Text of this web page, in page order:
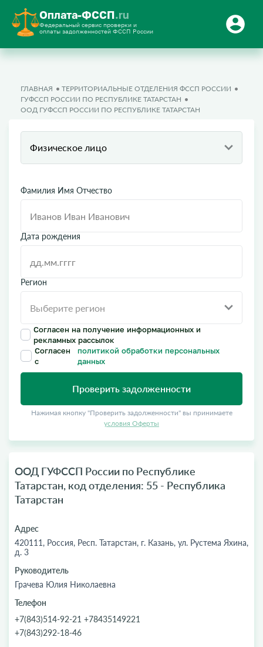
Оплата-ФССП.ru
Федеральный сервис проверки и
оплаты задолженностей ФССП России
ГЛАВНАЯ
ТЕРРИТОРИАЛЬНЫЕ ОТДЕЛЕНИЯ ФССП РОССИИ
ГУФССП РОССИИ ПО РЕСПУБЛИКЕ ТАТАРСТАН
ООД ГУФССП РОССИИ ПО РЕСПУБЛИКЕ ТАТАРСТАН
Физическое лицо
Фамилия Имя Отчество
Дата рождения
Регион
Согласен на получение информационных и
рекламных рассылок
Согласен
с
политикой обработки персональных
данных
Проверить задолженности
Нажимая кнопку "Проверить задолженности" вы принимаете
условия Оферты
ООД ГУФССП России по Республике
Татарстан, код отделения: 55 - Республика
Татарстан
Адрес
420111, Россия, Респ. Татарстан, г. Казань, ул. Рустема Яхина,
д. 3
Руководитель
Грачева Юлия Николаевна
Телефон
+7(843)514-92-21 +78435149221
+7(843)292-18-46